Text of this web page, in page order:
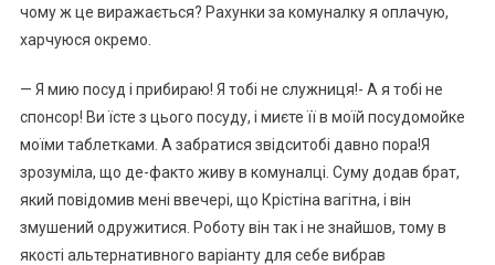
чому ж це виражається? Рахунки за комуналку я оплачую,
харчуюся окремо.
— Я мию посуд і прибираю! Я тобі не служниця!- А я тобі не
спонсор! Ви їсте з цього посуду, і миєте її в моїй посудомойке
моїми таблетками. А забратися звідситобі давно пора!Я
зрозуміла, що де-факто живу в комуналці. Суму додав брат,
який повідомив мені ввечері, що Крістіна вагітна, і він
змушений одружитися. Роботу він так і не знайшов, тому в
якості альтернативного варіанту для себе вибрав